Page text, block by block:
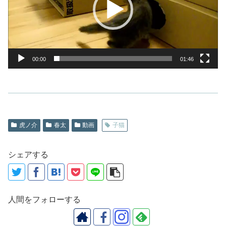
ー
ヤ
ー
00:00 01:46
虎ノ介 春太 動画 子猫
シェアする
人間をフォローする